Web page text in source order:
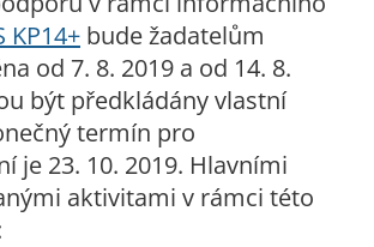
KP14+ bude žadatelům
od 7. 8. 2019 a od 14. 8.
být předkládány vlastní
termín pro
je 23. 10. 2019. Hlavními
aktivitami v rámci této